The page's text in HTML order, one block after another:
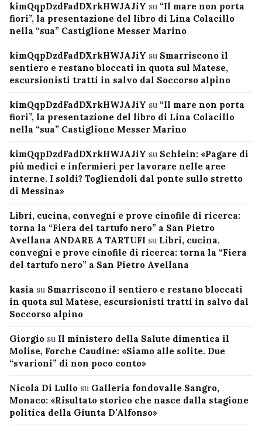
kimQqpDzdFadDXrkHWJAJiY su “Il mare non porta
fiori”, la presentazione del libro di Lina Colacillo
nella “sua” Castiglione Messer Marino
kimQqpDzdFadDXrkHWJAJiY su Smarriscono il
sentiero e restano bloccati in quota sul Matese,
escursionisti tratti in salvo dal Soccorso alpino
kimQqpDzdFadDXrkHWJAJiY su “Il mare non porta
fiori”, la presentazione del libro di Lina Colacillo
nella “sua” Castiglione Messer Marino
kimQqpDzdFadDXrkHWJAJiY su Schlein: «Pagare di
più medici e infermieri per lavorare nelle aree
interne. I soldi? Togliendoli dal ponte sullo stretto
di Messina»
Libri, cucina, convegni e prove cinofile di ricerca:
torna la “Fiera del tartufo nero” a San Pietro
Avellana ANDARE A TARTUFI su Libri, cucina,
convegni e prove cinofile di ricerca: torna la “Fiera
del tartufo nero” a San Pietro Avellana
kasia su Smarriscono il sentiero e restano bloccati
in quota sul Matese, escursionisti tratti in salvo dal
Soccorso alpino
Giorgio su Il ministero della Salute dimentica il
Molise, Forche Caudine: «Siamo alle solite. Due
“svarioni” di non poco conto»
Nicola Di Lullo su Galleria fondovalle Sangro,
Monaco: «Risultato storico che nasce dalla stagione
politica della Giunta D’Alfonso»